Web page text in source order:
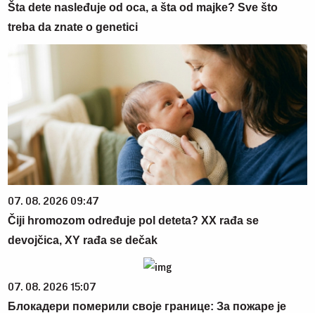
Šta dete nasleđuje od oca, a šta od majke? Sve što
treba da znate o genetici
07. 08. 2026 09:47
Čiji hromozom određuje pol deteta? XX rađa se
devojčica, XY rađa se dečak
07. 08. 2026 15:07
Блокадери померили своје границе: За пожаре је